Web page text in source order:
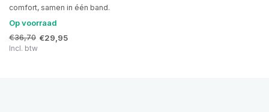
comfort, samen in één band.
Op voorraad
€36,70 €29,95
Incl. btw